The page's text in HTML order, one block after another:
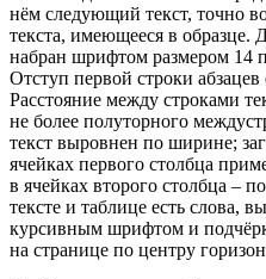
нём следующий текст, точно
текста, имеющееся в образце.
набран шрифтом размером 14
Отступ первой строки абзацев
Расстояние между строками
не более полуторного
текст выровнен по ширине;
ячейках первого столбца
в ячейках второго столбца –
тексте и таблице есть слова,
курсивным шрифтом и
на странице по центру